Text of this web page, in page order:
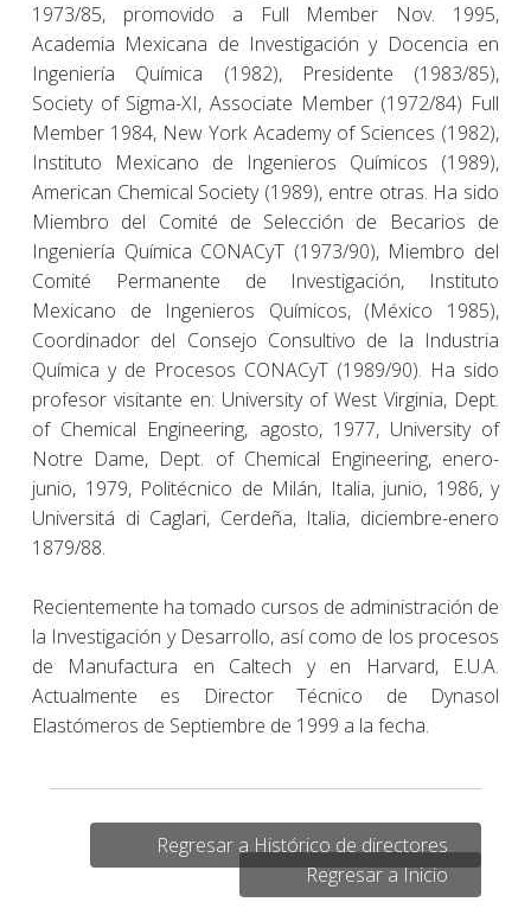
1973/85, promovido a Full Member Nov. 1995,
Academia Mexicana de Investigación y Docencia en
Ingeniería Química (1982), Presidente (1983/85),
Society of Sigma-XI, Associate Member (1972/84) Full
Member 1984, New York Academy of Sciences (1982),
Instituto Mexicano de Ingenieros Químicos (1989),
American Chemical Society (1989), entre otras. Ha sido
Miembro del Comité de Selección de Becarios de
Ingeniería Química CONACyT (1973/90), Miembro del
Comité Permanente de Investigación, Instituto
Mexicano de Ingenieros Químicos, (México 1985),
Coordinador del Consejo Consultivo de la Industria
Química y de Procesos CONACyT (1989/90). Ha sido
profesor visitante en: University of West Virginia, Dept.
of Chemical Engineering, agosto, 1977, University of
Notre Dame, Dept. of Chemical Engineering, enero-
junio, 1979, Politécnico de Milán, Italia, junio, 1986, y
Universitá di Caglari, Cerdeña, Italia, diciembre-enero
1879/88.
Recientemente ha tomado cursos de administración de
la Investigación y Desarrollo, así como de los procesos
de Manufactura en Caltech y en Harvard, E.U.A.
Actualmente es Director Técnico de Dynasol
Elastómeros de Septiembre de 1999 a la fecha.
Regresar a Histórico de directores
Regresar a Inicio